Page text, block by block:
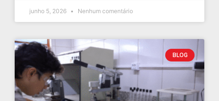
junho 5, 2026 Nenhum comentário
BLOG